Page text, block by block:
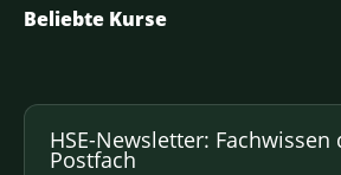
Beliebte Kurse
HSE-Newsletter: Fachwissen
Postfach